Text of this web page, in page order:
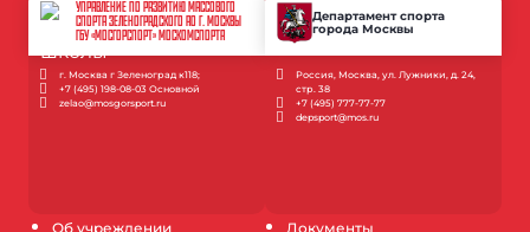
Об учреждении Документы
УПРАВЛЕНИЕ ПО РАЗВИТИЮ МАССОВОГО
СПОРТА ЗЕЛЕНОГРАДСКОГО АО Г. МОСКВЫ
ГБУ «МОСГОРСПОРТ» МОСКОМСПОРТА
г. Москва г Зеленоград к118;
+7 (495) 198-08-03 Основной
zelao@mosgorsport.ru
Департамент спорта
города Москвы
Россия, Москва, ул. Лужники, д. 24,
стр. 38
+7 (495) 777-77-77
depsport@mos.ru